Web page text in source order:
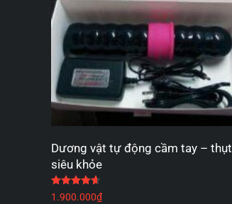
Dương vật tự động cầm tay – thụt
siêu khỏe
1.900.000₫